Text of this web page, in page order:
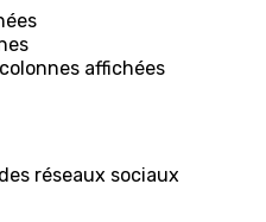
affichées
réseaux sociaux